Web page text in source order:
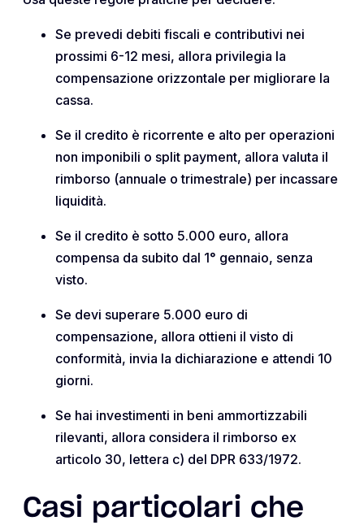
Se prevedi debiti fiscali e contributivi nei
prossimi 6-12 mesi, allora privilegia la
compensazione orizzontale per migliorare la
cassa.
Se il credito è ricorrente e alto per operazioni
non imponibili o split payment, allora valuta il
rimborso (annuale o trimestrale) per incassare
liquidità.
Se il credito è sotto 5.000 euro, allora
compensa da subito dal 1° gennaio, senza
visto.
Se devi superare 5.000 euro di
compensazione, allora ottieni il visto di
conformità, invia la dichiarazione e attendi 10
giorni.
Se hai investimenti in beni ammortizzabili
rilevanti, allora considera il rimborso ex
articolo 30, lettera c) del DPR 633/1972.
Casi particolari che